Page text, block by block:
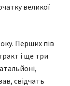
великої
Перших пів
і ще три
свідчать